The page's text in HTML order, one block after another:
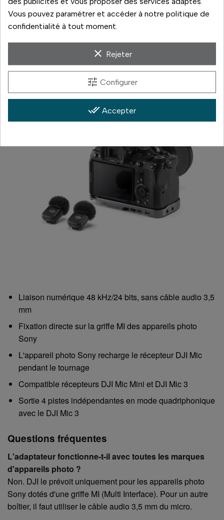
quadriphonique.
Notre avis
Liaison numérique 48 kHz/24 bits, sans câble audio 3,5
mm
Fixation directe sur la griffe MI des appareils photo
Sony
L'appareil photo Sony recharge le récepteur DJI Mic
pendant le tournage
Compatible récepteurs DJI Mic Mini et DJI Mic 3
Sortie 4 pistes indépendantes en mode quadriphonique
avec le DJI Mic 3
Questions fréquentes
L'adaptateur fonctionne-t-il avec toutes les marques
d'appareils photo ?
Non. DJI le prévoit uniquement pour les appareils photo
Sony dotés d'une griffe MI (Multi Interface). Pour un autre
boîtier, il faut utiliser le câble audio 3,5 mm du micro.
Vous pouvez paramétrer et accéder à notre politique de
confidentialité à tout moment.
clear Rejeter
tune Configurer
done_all Accepter